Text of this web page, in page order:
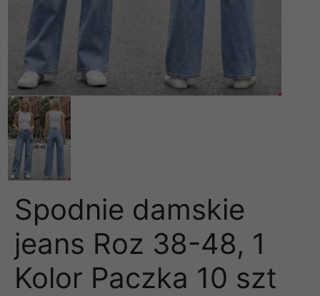
Spodnie damskie
jeans Roz 38-48, 1
Kolor Paczka 10 szt